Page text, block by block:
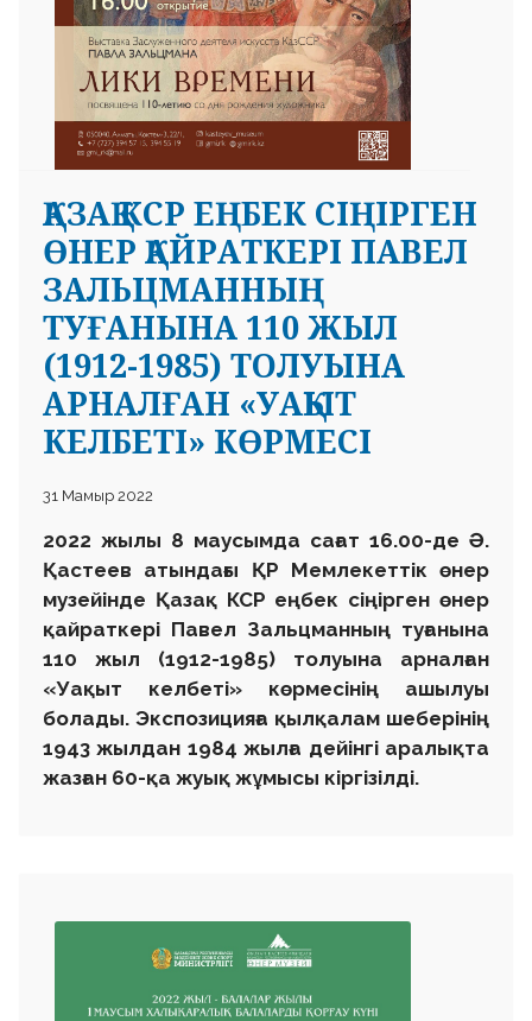
ҚАЗАҚ КСР ЕҢБЕК СІҢІРГЕН
ӨНЕР ҚАЙРАТКЕРІ ПАВЕЛ
ЗАЛЬЦМАННЫҢ
ТУҒАНЫНА 110 ЖЫЛ
(1912-1985) ТОЛУЫНА
АРНАЛҒАН «УАҚЫТ
КЕЛБЕТІ» КӨРМЕСІ
31 Мамыр 2022
2022 жылы 8 маусымда сағат 16.00-де Ә.
Қастеев атындағы ҚР Мемлекеттік өнер
музейінде Қазақ КСР еңбек сіңірген өнер
қайраткері Павел Зальцманның туғанына
110 жыл (1912-1985) толуына арналған
«Уақыт келбеті» көрмесінің ашылуы
болады. Экспозицияға қылқалам шеберінің
1943 жылдан 1984 жылға дейінгі аралықта
жазған 60-қа жуық жұмысы кіргізілді.